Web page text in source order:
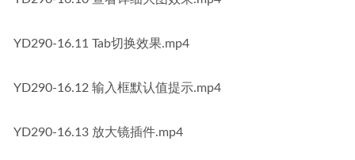
YD290-16.11 Tab切换效果.mp4
YD290-16.12 输入框默认值提示.mp4
YD290-16.13 放大镜插件.mp4